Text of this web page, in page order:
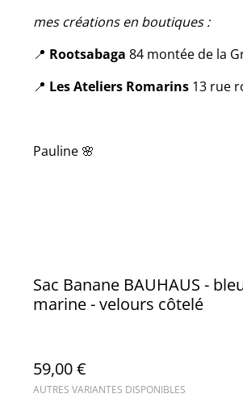
mes créations en boutiques :
📍 Rootsabaga 84 montée de la
📍 Les Ateliers Romarins 13 rue
Pauline 🌸
Sac Banane BAUHAUS -
marine - velours côtelé
59,00 €
AUTRES VARIANTES DISPONIBLES